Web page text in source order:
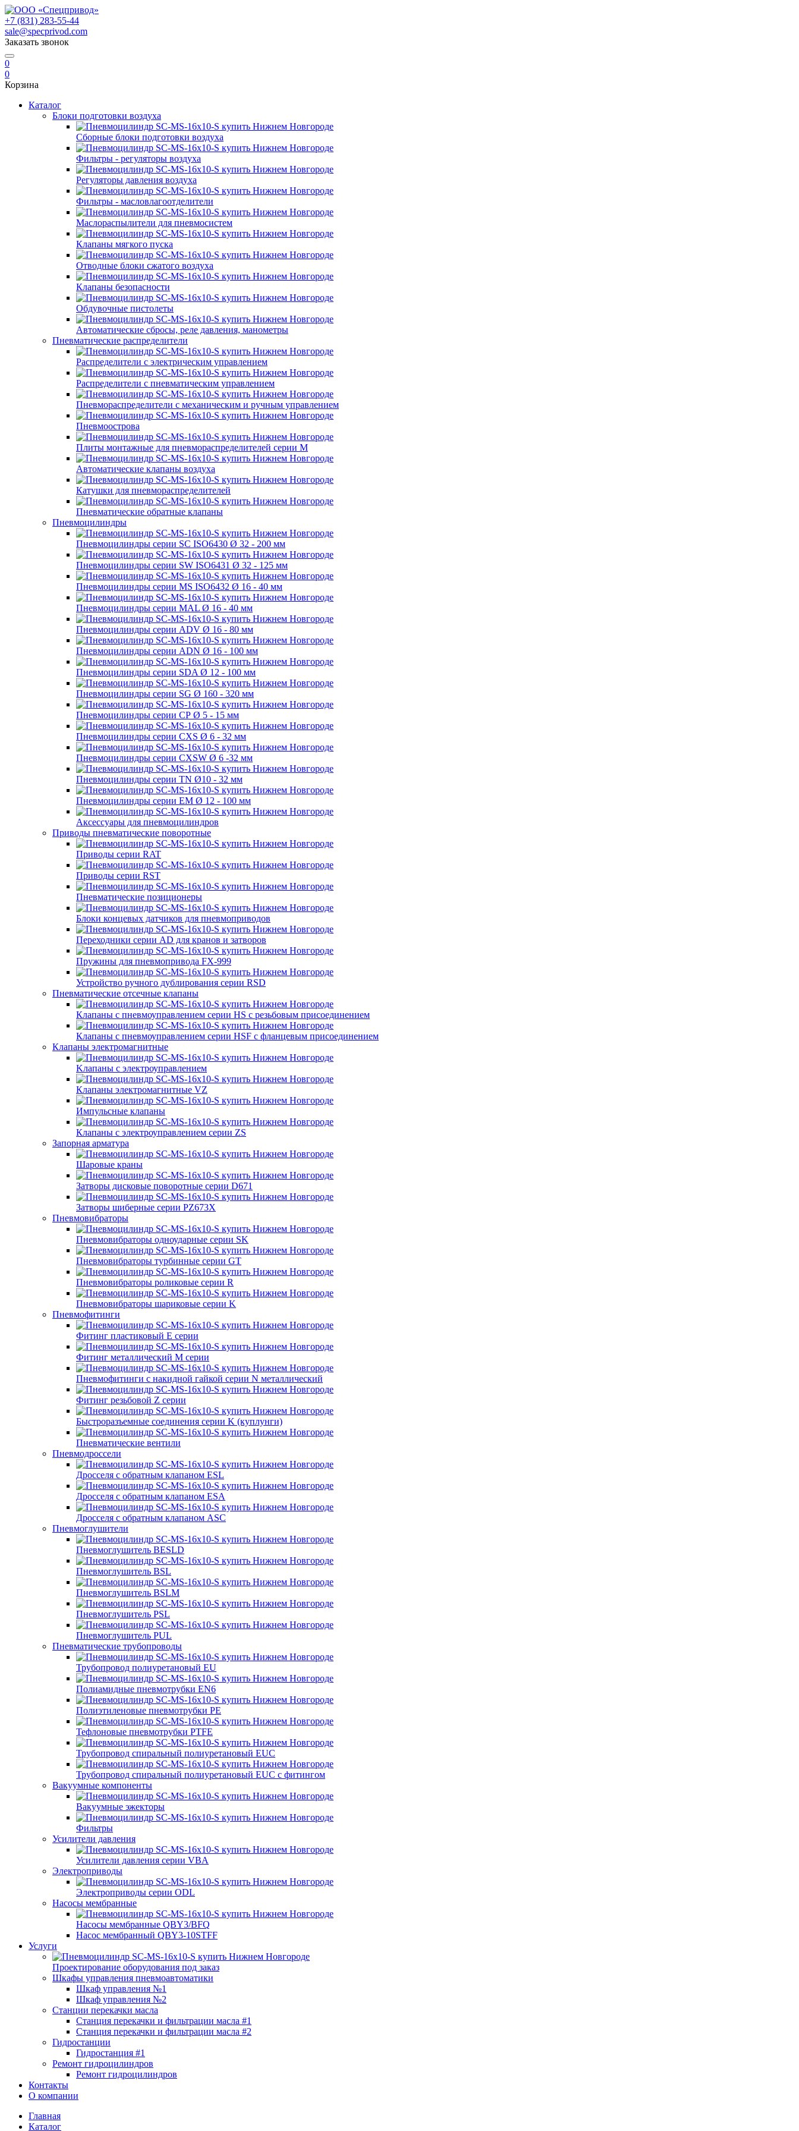
+7 (831) 283-55-44
sale@specprivod.com
Заказать звонок
0
0
Корзина
Каталог
Блоки подготовки воздуха
Сборные блоки подготовки воздуха
Фильтры - регуляторы воздуха
Регуляторы давления воздуха
Фильтры - масловлагоотделители
Маслораспылители для пневмосистем
Клапаны мягкого пуска
Отводные блоки сжатого воздуха
Клапаны безопасности
Обдувочные пистолеты
Автоматические сбросы, реле давления, манометры
Пневматические распределители
Распределители с электрическим управлением
Распределители с пневматическим управлением
Пневмораспределители с механическим и ручным управлением
Пневмоострова
Плиты монтажные для пневмораспределителей серии M
Автоматические клапаны воздуха
Катушки для пневмораспределителей
Пневматические обратные клапаны
Пневмоцилиндры
Пневмоцилиндры серии SC ISO6430 Ø 32 - 200 мм
Пневмоцилиндры серии SW ISO6431 Ø 32 - 125 мм
Пневмоцилиндры серии MS ISO6432 Ø 16 - 40 мм
Пневмоцилиндры серии MAL Ø 16 - 40 мм
Пневмоцилиндры серии ADV Ø 16 - 80 мм
Пневмоцилиндры серии ADN Ø 16 - 100 мм
Пневмоцилиндры серии SDA Ø 12 - 100 мм
Пневмоцилиндры серии SG Ø 160 - 320 мм
Пневмоцилиндры серии СР Ø 5 - 15 мм
Пневмоцилиндры серии CXS Ø 6 - 32 мм
Пневмоцилиндры серии CXSW Ø 6 -32 мм
Пневмоцилиндры серии TN Ø10 - 32 мм
Пневмоцилиндры серии EM Ø 12 - 100 мм
Аксессуары для пневмоцилиндров
Приводы пневматические поворотные
Приводы серии RAT
Приводы серии RST
Пневматические позиционеры
Блоки концевых датчиков для пневмоприводов
Переходники серии AD для кранов и затворов
Пружины для пневмопривода FX-999
Устройство ручного дублирования серии RSD
Пневматические отсечные клапаны
Клапаны с пневмоуправлением серии HS с резьбовым присоединением
Клапаны с пневмоуправлением серии HSF с фланцевым присоединением
Клапаны электромагнитные
Kлапаны с электроуправлением
Клапаны электромагнитные VZ
Импульсные клапаны
Клапаны с электроуправлением серии ZS
Запорная арматура
Шаровые краны
Затворы дисковые поворотные серии D671
Затворы шиберные серии PZ673X
Пневмовибраторы
Пневмовибраторы одноударные серии SK
Пневмовибраторы турбинные серии GT
Пневмовибраторы роликовые серии R
Пневмовибраторы шариковые серии K
Пневмофитинги
Фитинг пластиковый E серии
Фитинг металлический M серии
Пневмофитинги с накидной гайкой серии N металлический
Фитинг резьбовой Z серии
Быстроразъемные соединения серии K (куплунги)
Пневматические вентили
Пневмодроссели
Дросcеля с обратным клапаном ESL
Дросселя с обратным клапаном ESA
Дросселя с обратным клапаном ASC
Пневмоглушители
Пневмоглушитель BESLD
Пневмоглушитель BSL
Пневмоглушитель BSLM
Пневмоглушитель PSL
Пневмоглушитель PUL
Пневматические трубопроводы
Трубопровод полиуретановый EU
Полиамидные пневмотрубки EN6
Полиэтиленовые пневмотрубки PE
Тефлоновые пневмотрубки PTFE
Трубопровод спиральный полиуретановый EUC
Трубопровод спиральный полиуретановый EUC с фитингом
Вакуумные компоненты
Вакуумные эжекторы
Фильтры
Усилители давления
Усилители давления серии VBA
Электроприводы
Электроприводы серии ODL
Насосы мембранные
Насосы мембранные QBY3/BFQ
Насос мембранный QBY3-10STFF
Услуги
Проектирование оборудования под заказ
Шкафы управления пневмоавтоматики
Шкаф управления №1
Шкаф управления №2
Станции перекачки масла
Станция перекачки и фильтрации масла #1
Станция перекачки и фильтрации масла #2
Гидростанции
Гидростанция #1
Ремонт гидроцилиндров
Ремонт гидроцилиндров
Контакты
О компании
Главная
Каталог